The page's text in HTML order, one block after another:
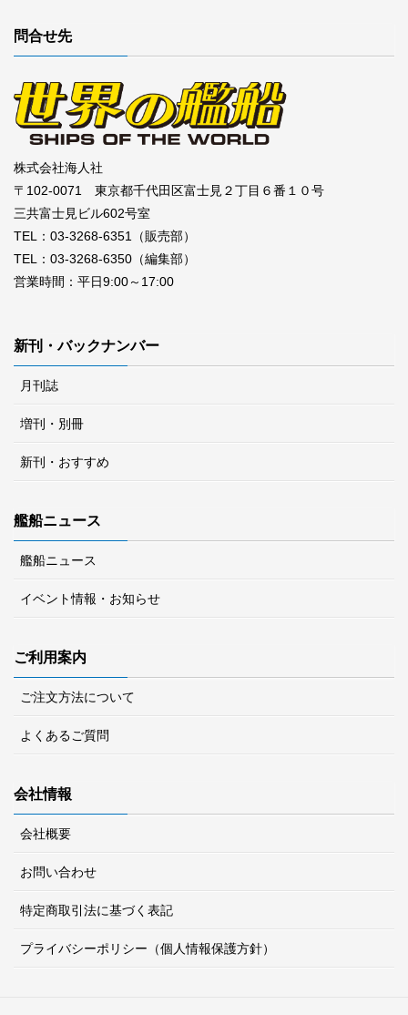
問合せ先
株式会社海人社
〒102-0071 東京都千代田区富士見２丁目６番１０号
三共富士見ビル602号室
TEL：03-3268-6351（販売部）
TEL：03-3268-6350（編集部）
営業時間：平日9:00～17:00
新刊・バックナンバー
月刊誌
増刊・別冊
新刊・おすすめ
艦船ニュース
艦船ニュース
イベント情報・お知らせ
ご利用案内
ご注文方法について
よくあるご質問
会社情報
会社概要
お問い合わせ
特定商取引法に基づく表記
プライバシーポリシー（個人情報保護方針）